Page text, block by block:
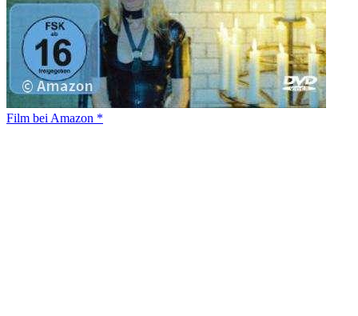
Film bei Amazon *